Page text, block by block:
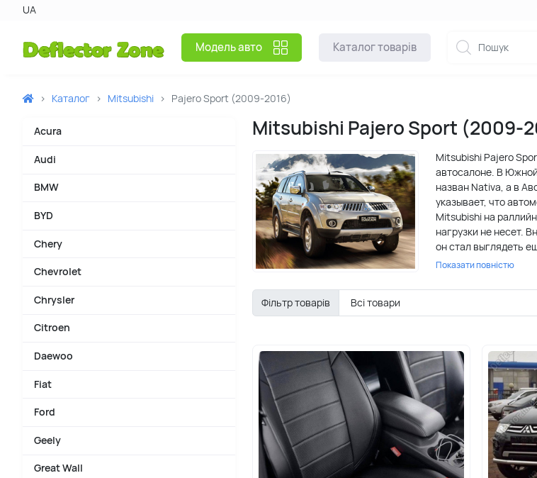
UA
Модель авто Каталог товарів
Каталог Mitsubishi Pajero Sport (2009-2016)
Acura
Audi
BMW
BYD
Chery
Chevrolet
Chrysler
Citroen
Daewoo
Fiat
Ford
Geely
Great Wall
Mitsubishi Pajero Sport (2009-
Mitsubishi Pajero
автосалоне. В
назван Nativa, а в
указывает, что
Mitsubishi на
нагрузки не несет.
он стал выглядеть
серебристую
благородство.
накладки на авто.
Интернет-магазин
Паджеро и защитные
всевозможных
попадание
наш магазин
Как называют
Показати повністю
Фільтр товарів